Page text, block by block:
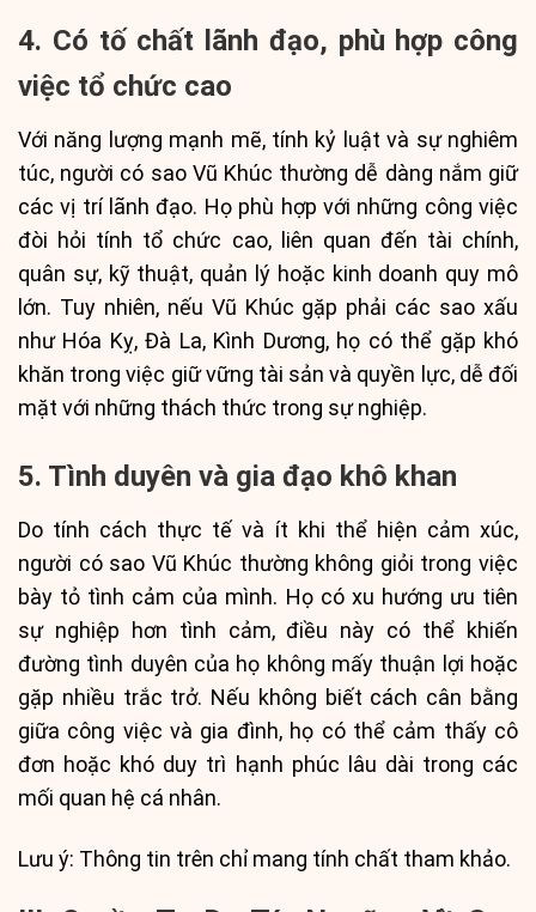
4. Có tố chất lãnh đạo, phù hợp công
việc tổ chức cao
Với năng lượng mạnh mẽ, tính kỷ luật và sự nghiêm
túc, người có sao Vũ Khúc thường dễ dàng nắm giữ
các vị trí lãnh đạo. Họ phù hợp với những công việc
đòi hỏi tính tổ chức cao, liên quan đến tài chính,
quân sự, kỹ thuật, quản lý hoặc kinh doanh quy mô
lớn. Tuy nhiên, nếu Vũ Khúc gặp phải các sao xấu
như Hóa Kỵ, Đà La, Kình Dương, họ có thể gặp khó
khăn trong việc giữ vững tài sản và quyền lực, dễ đối
mặt với những thách thức trong sự nghiệp.
5. Tình duyên và gia đạo khô khan
Do tính cách thực tế và ít khi thể hiện cảm xúc,
người có sao Vũ Khúc thường không giỏi trong việc
bày tỏ tình cảm của mình. Họ có xu hướng ưu tiên
sự nghiệp hơn tình cảm, điều này có thể khiến
đường tình duyên của họ không mấy thuận lợi hoặc
gặp nhiều trắc trở. Nếu không biết cách cân bằng
giữa công việc và gia đình, họ có thể cảm thấy cô
đơn hoặc khó duy trì hạnh phúc lâu dài trong các
mối quan hệ cá nhân.
Lưu ý: Thông tin trên chỉ mang tính chất tham khảo.